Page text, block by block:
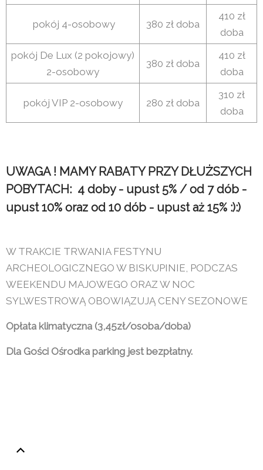
pokój 4-osobowy 380 zł doba
410 zł
doba
pokój De Lux (2 pokojowy)
2-osobowy
380 zł doba
410 zł
doba
pokój VIP 2-osobowy 280 zł doba
310 zł
doba
UWAGA ! MAMY RABATY PRZY DŁUŻSZYCH
POBYTACH: 4 doby - upust 5% / od 7 dób -
upust 10% oraz od 10 dób - upust aż 15% :):)
W TRAKCIE TRWANIA FESTYNU
ARCHEOLOGICZNEGO W BISKUPINIE, PODCZAS
WEEKENDU MAJOWEGO ORAZ W NOC
SYLWESTROWĄ OBOWIĄZUJĄ CENY SEZONOWE
Opłata klimatyczna (3,45zł/osoba/doba)
Dla Gości Ośrodka parking jest bezpłatny.